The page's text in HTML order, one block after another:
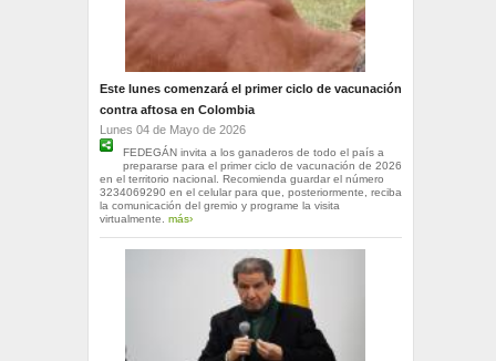
Este lunes comenzará el primer ciclo de vacunación
contra aftosa en Colombia
Lunes 04 de Mayo de 2026
FEDEGÁN invita a los ganaderos de todo el país a
prepararse para el primer ciclo de vacunación de 2026
en el territorio nacional. Recomienda guardar el número
3234069290 en el celular para que, posteriormente, reciba
la comunicación del gremio y programe la visita
virtualmente. más›